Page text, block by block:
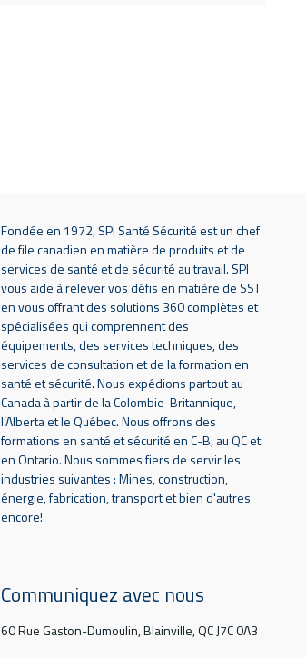
Fondée en 1972, SPI Santé Sécurité est un chef
de file canadien en matière de produits et de
services de santé et de sécurité au travail. SPI
vous aide à relever vos défis en matière de SST
en vous offrant des solutions 360 complètes et
spécialisées qui comprennent des
équipements, des services techniques, des
services de consultation et de la formation en
santé et sécurité. Nous expédions partout au
Canada à partir de la Colombie-Britannique,
l’Alberta et le Québec. Nous offrons des
formations en santé et sécurité en C-B, au QC et
en Ontario. Nous sommes fiers de servir les
industries suivantes : Mines, construction,
énergie, fabrication, transport et bien d'autres
encore!
Communiquez avec nous
60 Rue Gaston-Dumoulin, Blainville, QC J7C 0A3